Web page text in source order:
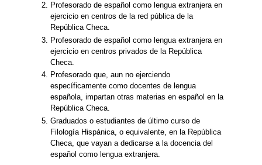
Profesorado de español como lengua extranjera en
ejercicio en centros de la red pública de la
República Checa.
Profesorado de español como lengua extranjera en
ejercicio en centros privados de la República
Checa.
Profesorado que, aun no ejerciendo
específicamente como docentes de lengua
española, impartan otras materias en español en la
República Checa.
Graduados o estudiantes de último curso de
Filología Hispánica, o equivalente, en la República
Checa, que vayan a dedicarse a la docencia del
español como lengua extranjera.